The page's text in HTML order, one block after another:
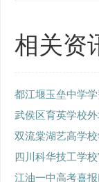
相关资
都江堰玉垒中学
武侯区育英学校
双流棠湖艺高学
四川科华技工学
江油一中高考喜